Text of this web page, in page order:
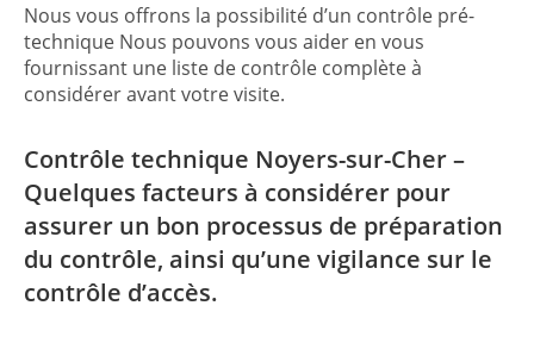
Nous vous offrons la possibilité d’un contrôle pré-
technique Nous pouvons vous aider en vous
fournissant une liste de contrôle complète à
considérer avant votre visite.
Contrôle technique Noyers-sur-Cher –
Quelques facteurs à considérer pour
assurer un bon processus de préparation
du contrôle, ainsi qu’une vigilance sur le
contrôle d’accès.